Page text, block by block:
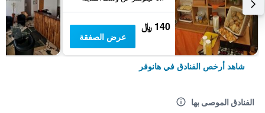
140 ﷼
عرض الصفقة
شاهد أرخص الفنادق في هانوفر
الفنادق الموصى بها